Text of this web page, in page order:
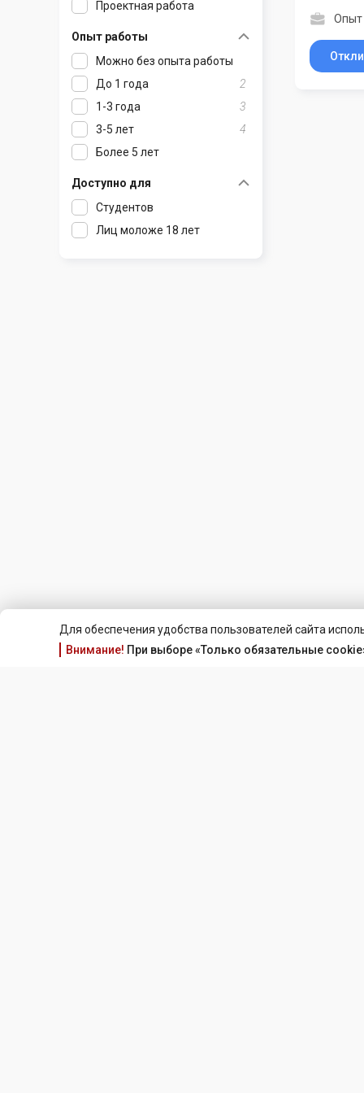
Для обеспечения удобства пользователей сайта
Внимание! При выборе «Только обязательные
Раков
Ратомка
Самохваловичи
Сеница
Слуцк
Смиловичи
Смолевичи
Солигорск
Старые Дороги
Шклов
Проектная работа
Опыт работы
Можно без опыта работы
До 1 года
2
1-3 года
3
3-5 лет
4
Более 5 лет
Доступно для
Студентов
Лиц моложе 18 лет
Опыт